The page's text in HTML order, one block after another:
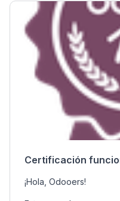
Cada respuesta
La certificación es
Certificación
¡Hola, Odooers!